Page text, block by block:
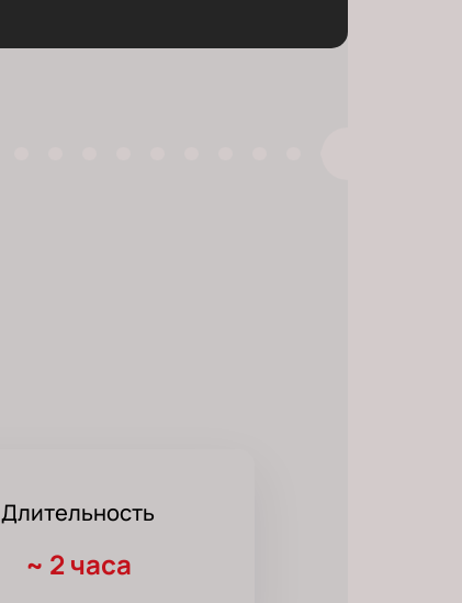
Длительность
~ 2 часа